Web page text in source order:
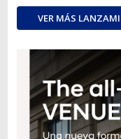
VER MÁS